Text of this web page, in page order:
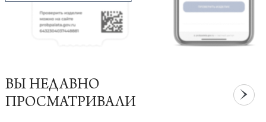
ВЫ НЕДАВНО
ПРОСМАТРИВАЛИ